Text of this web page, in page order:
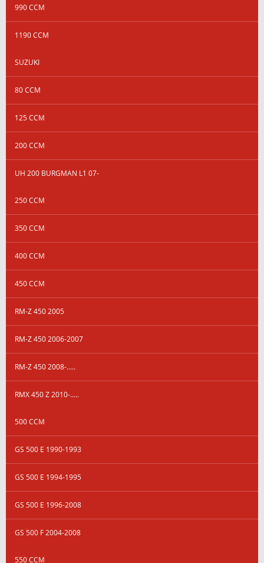
990 CCM
1190 CCM
SUZUKI
80 CCM
125 CCM
200 CCM
UH 200 BURGMAN L1 07-
250 CCM
350 CCM
400 CCM
450 CCM
RM-Z 450 2005
RM-Z 450 2006-2007
RM-Z 450 2008-.....
RMX 450 Z 2010-.....
500 CCM
GS 500 E 1990-1993
GS 500 E 1994-1995
GS 500 E 1996-2008
GS 500 F 2004-2008
550 CCM